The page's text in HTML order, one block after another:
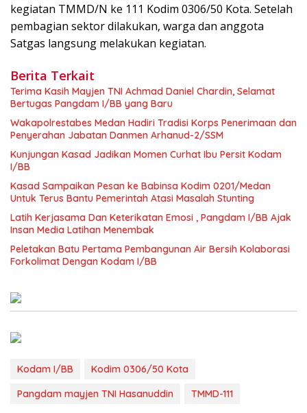
kegiatan TMMD/N ke 111 Kodim 0306/50 Kota. Setelah
pembagian sektor dilakukan, warga dan anggota
Satgas langsung melakukan kegiatan.
Berita Terkait
Terima Kasih Mayjen TNI Achmad Daniel Chardin, Selamat
Bertugas Pangdam I/BB yang Baru
Wakapolrestabes Medan Hadiri Tradisi Korps Penerimaan dan
Penyerahan Jabatan Danmen Arhanud-2/SSM
Kunjungan Kasad Jadikan Momen Curhat Ibu Persit Kodam
I/BB
Kasad Sampaikan Pesan ke Babinsa Kodim 0201/Medan
Untuk Terus Bantu Pemerintah Atasi Masalah Stunting
Latih Kerjasama Dan Keterikatan Emosi , Pangdam I/BB Ajak
Insan Media Latihan Menembak
Peletakan Batu Pertama Pembangunan Air Bersih Kolaborasi
Forkolimat Dengan Kodam I/BB
Kodam I/BB
Kodim 0306/50 Kota
Pangdam mayjen TNI Hasanuddin
TMMD-111